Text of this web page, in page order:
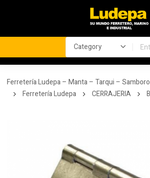
Ferretería Ludepa – Manta – Tarqui –
Ferretería Ludepa
CERRAJERIA